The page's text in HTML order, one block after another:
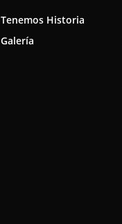
Tenemos Historia
Galería